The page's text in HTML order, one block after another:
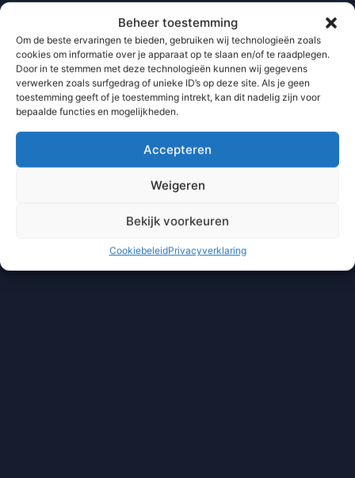
Beheer toestemming
Om de beste ervaringen te bieden, gebruiken wij technologieën zoals
cookies om informatie over je apparaat op te slaan en/of te raadplegen.
Door in te stemmen met deze technologieën kunnen wij gegevens
verwerken zoals surfgedrag of unieke ID’s op deze site. Als je geen
toestemming geeft of je toestemming intrekt, kan dit nadelig zijn voor
bepaalde functies en mogelijkheden.
Accepteren
Weigeren
Bekijk voorkeuren
CookiebeleidPrivacyverklaring